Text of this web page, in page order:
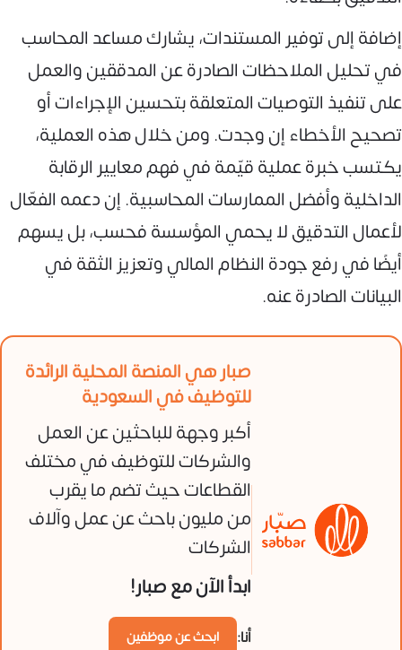
إضافة إلى توفير المستندات، يشارك مساعد المحاسب
في تحليل الملاحظات الصادرة عن المدققين والعمل
على تنفيذ التوصيات المتعلقة بتحسين الإجراءات أو
تصحيح الأخطاء إن وجدت. ومن خلال هذه العملية،
يكتسب خبرة عملية قيّمة في فهم معايير الرقابة
الداخلية وأفضل الممارسات المحاسبية. إن دعمه الفعّال
لأعمال التدقيق لا يحمي المؤسسة فحسب، بل يسهم
أيضًا في رفع جودة النظام المالي وتعزيز الثقة في
البيانات الصادرة عنه.
صبار هي المنصة المحلية الرائدة
للتوظيف في السعودية
أكبر وجهة للباحثين عن العمل
والشركات للتوظيف في مختلف
القطاعات حيث تضم ما يقرب
من مليون باحث عن عمل وآلاف
الشركات
ابدأ الآن مع صبار!
أنا:
ابحث عن موظفين